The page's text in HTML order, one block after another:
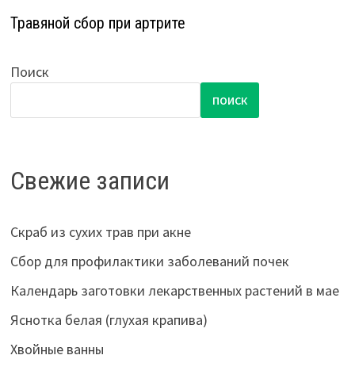
Травяной сбор при артрите
Поиск
ПОИСК
Свежие записи
Скраб из сухих трав при акне
Сбор для профилактики заболеваний почек
Календарь заготовки лекарственных растений в мае
Яснотка белая (глухая крапива)
Хвойные ванны